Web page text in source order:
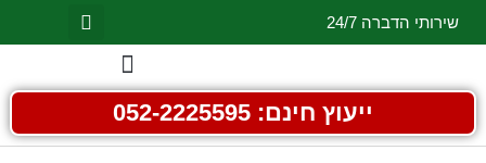
visibility_off השבת את ההבזקים
title סמן כותרות
שירותי הדברה 24/7
ייעוץ חינם: 052-2225595